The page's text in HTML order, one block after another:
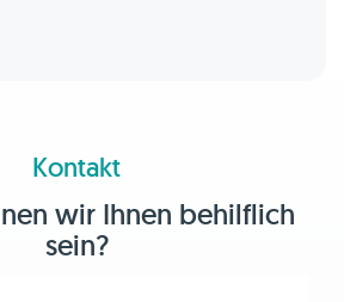
Kontakt
wir Ihnen behilflich
sein?